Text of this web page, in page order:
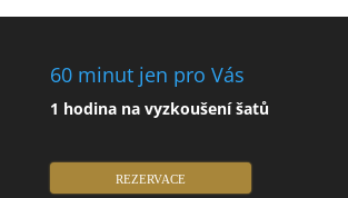
60 minut jen pro Vás
1 hodina na vyzkoušení šatů
REZERVACE